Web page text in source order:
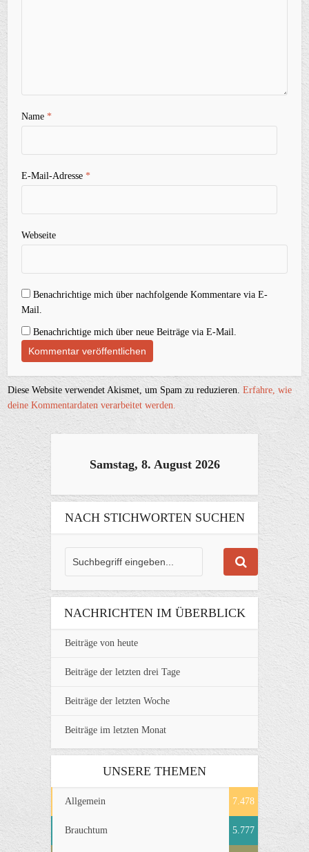
Name*
E-Mail-Adresse*
Webseite
Benachrichtige mich über nachfolgende Kommentare via E-
Mail.
Benachrichtige mich über neue Beiträge via E-Mail.
Diese Website verwendet Akismet, um Spam zu reduzieren.Erfahre, wie
deine Kommentardaten verarbeitet werden.
Samstag, 8. August 2026
NACH STICHWORTEN SUCHEN
NACHRICHTEN IM ÜBERBLICK
Beiträge von heute
Beiträge der letzten drei Tage
Beiträge der letzten Woche
Beiträge im letzten Monat
UNSERE THEMEN
Allgemein 7.478
Brauchtum 5.777